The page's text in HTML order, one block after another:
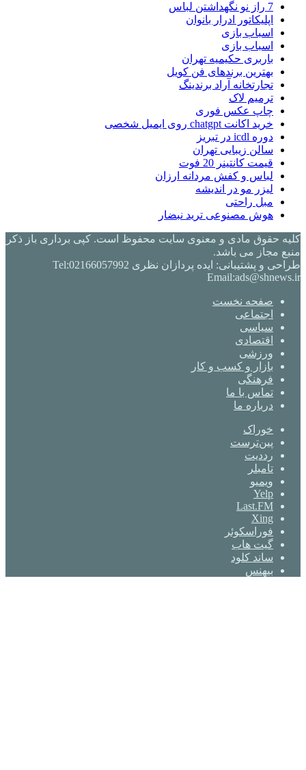
7 راز نو نگهداشتن لباس
اپلیکاتور ادرار بانوان
اسباب بازی
اسباب بازی
باربری حکیمیه تهران
بهترین برندهای فن کویل
تجارتخانه آراد برندینگ
ترمیم لاک
چاپ عکس فوری
خرید اکانت chatgpt روی ایمیل شخصی
دوره icdl در تبریز
سالن زیبایی تهران
قیمت کانتینر 20 فوت
لباس و کفش مردانه ارزان
لیزر مو در اندیشه
مبل راحتی
هوش مصنوعی ترید نبضار
کلیه حقوق مادی و معنوی سایت محفوظ است. کپی برداری باز ذکر
منبع مجاز می باشد.
طراحی و پشتیبانی: ایده پردازان نظری Tel:02166057992
Email:ads@shnews.ir
صفحه نخست
اجتماعی
سیاسی
اقتصادی
ورزشی
بازار و کسب و کار
فرهنگی
تماس با ما
درباره ما
خوراک
‫پین‌ترست
‫رددیت
‫تامبلر
ویمیو
Yelp
Last.FM
Xing
فوراسکوئر
گیت ‌هاب
ساند کلود
بیهنس